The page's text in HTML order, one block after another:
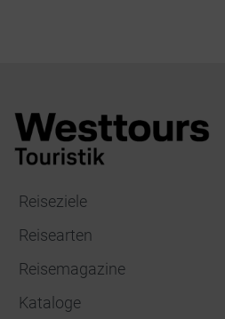
Reiseziele
Reisearten
Reisemagazine
Kataloge